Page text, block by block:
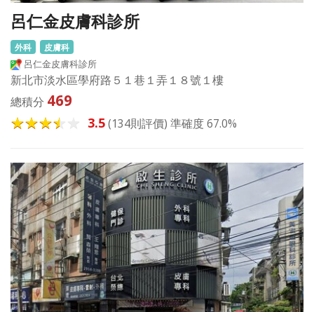
呂仁金皮膚科診所
外科 皮膚科
呂仁金皮膚科診所
新北市淡水區學府路５１巷１弄１８號１樓
總積分 469
3.5(134則評價) 準確度 67.0%